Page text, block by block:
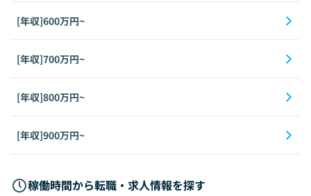
[年収]600万円~
[年収]700万円~
[年収]800万円~
[年収]900万円~
稼働時間から転職・求人情報を探す